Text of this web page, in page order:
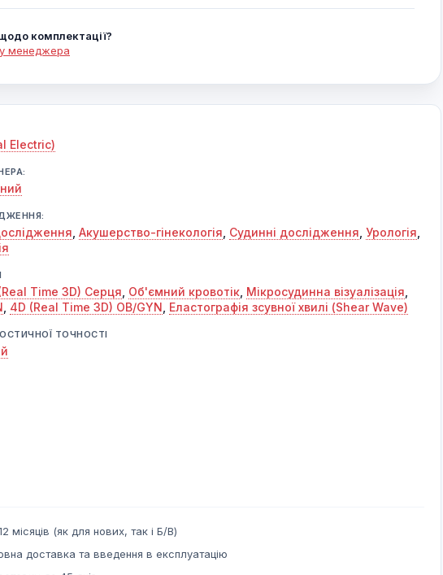
комплектації?
менеджера
Electric)
Акушерство-гінекологія Судинні дослідження Урологія
Time 3D) Cерця Об'ємний кровотік Мікросудинна візуалізація
4D (Real Time 3D) OB/GYN Еластографія зсувної хвилі (Shear Wave)
ТОЧНОСТІ
місяців (як для нових, так і Б/В)
доставка та введення в експлуатацію